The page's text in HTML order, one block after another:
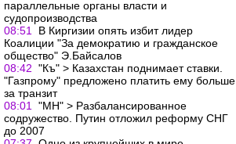
параллельные органы власти и
судопроизводства
08:51
В Киргизии опять избит лидер
Коалиции "За демократию и гражданское
общество" Э.Байсалов
08:42 "Къ" > Казахстан поднимает ставки.
"Газпрому" предложено платить ему больше
за транзит
08:01
"МН" > Разбалансированное
содружество. Путин отложил реформу СНГ
до 2007